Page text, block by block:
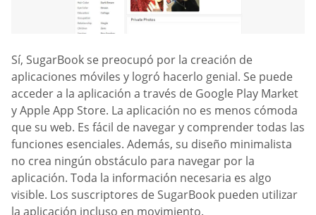
Sí, SugarBook se preocupó por la creación de
aplicaciones móviles y logró hacerlo genial. Se puede
acceder a la aplicación a través de Google Play Market
y Apple App Store. La aplicación no es menos cómoda
que su web. Es fácil de navegar y comprender todas las
funciones esenciales. Además, su diseño minimalista
no crea ningún obstáculo para navegar por la
aplicación. Toda la información necesaria es algo
visible. Los suscriptores de SugarBook pueden utilizar
la aplicación incluso en movimiento.